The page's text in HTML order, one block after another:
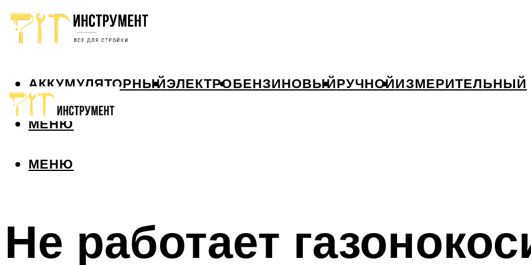
АККУМУЛЯТОРНЫЙЭЛЕКТРОБЕНЗИНОВЫЙРУЧНОЙИЗМЕРИТЕЛЬНЫЙ
МЕНЮ
МЕНЮ
Не работает